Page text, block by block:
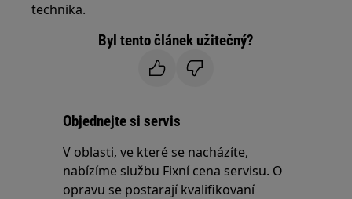
technika.
Byl tento článek užitečný?
Objednejte si servis
V oblasti, ve které se nacházíte,
nabízíme službu Fixní cena servisu. O
opravu se postarají kvalifikovaní